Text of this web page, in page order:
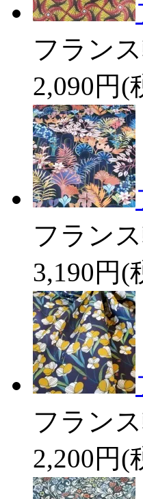
フラン
2,090円(
フラン
3,190円(
フラン
2,200円(